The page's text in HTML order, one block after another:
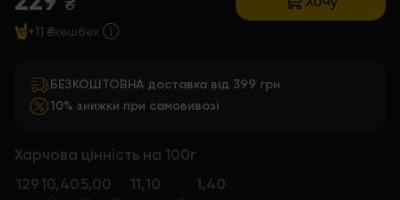
+11 ₴кешбек
БЕЗКОШТОВНА доставка від 399 грн
10% знижки при самовивозі
Харчова цінність на 100г
12910,405,00 11,10 1,40